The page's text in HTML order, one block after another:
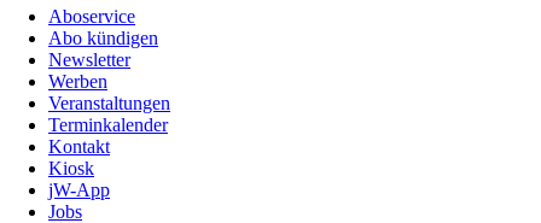
Aboservice
Abo kündigen
Newsletter
Werben
Veranstaltungen
Terminkalender
Kontakt
Kiosk
jW-App
Jobs